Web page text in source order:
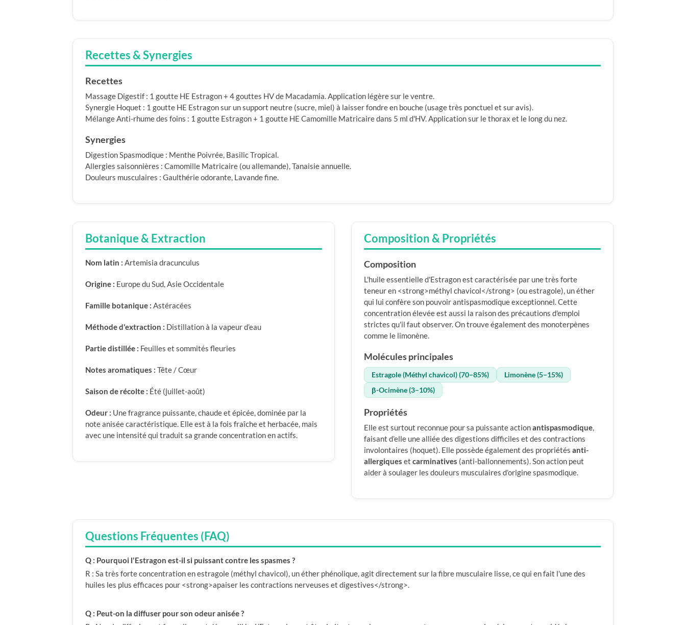
Recettes & Synergies
Recettes
Massage Digestif : 1 goutte HE Estragon + 4 gouttes HV de Macadamia. Application légère sur le ventre.
Synergie Hoquet : 1 goutte HE Estragon sur un support neutre (sucre, miel) à laisser fondre en bouche (usage très ponctuel et sur avis).
Mélange Anti-rhume des foins : 1 goutte Estragon + 1 goutte HE Camomille Matricaire dans 5 ml d'HV. Application sur le thorax et le long du nez.
Synergies
Digestion Spasmodique : Menthe Poivrée, Basilic Tropical.
Allergies saisonnières : Camomille Matricaire (ou allemande), Tanaisie annuelle.
Douleurs musculaires : Gaulthérie odorante, Lavande fine.
Botanique & Extraction
Nom latin : Artemisia dracunculus
Origine : Europe du Sud, Asie Occidentale
Famille botanique : Astéracées
Méthode d'extraction : Distillation à la vapeur d’eau
Partie distillée : Feuilles et sommités fleuries
Notes aromatiques : Tête / Cœur
Saison de récolte : Été (juillet-août)
Odeur : Une fragrance puissante, chaude et épicée, dominée par la
note anisée caractéristique. Elle est à la fois fraîche et herbacée, mais
avec une intensité qui traduit sa grande concentration en actifs.
Composition & Propriétés
Composition
L'huile essentielle d'Estragon est caractérisée par une très forte
teneur en <strong>méthyl chavicol</strong> (ou estragole), un éther
qui lui confère son pouvoir antispasmodique exceptionnel. Cette
concentration élevée est aussi la raison des précautions d'emploi
strictes qu'il faut observer. On trouve également des monoterpènes
comme le limonène.
Molécules principales
Estragole (Méthyl chavicol) (70–85%)
Limonène (5–15%)
β-Ocimène (3–10%)
Propriétés
Elle est surtout reconnue pour sa puissante actionantispasmodique,
faisant d’elle une alliée des digestions difficiles et des contractions
involontaires (hoquet). Elle possède également des propriétés anti-
allergiques et carminatives (anti-ballonnements). Son action peut
aider à soulager les douleurs musculaires d’origine spasmodique.
Questions Fréquentes (FAQ)
Q : Pourquoi l'Estragon est-il si puissant contre les spasmes ?
R : Sa très forte concentration en estragole (méthyl chavicol), un éther phénolique, agit directement sur la fibre musculaire lisse, ce qui en fait l'une des
huiles les plus efficaces pour <strong>apaiser les contractions nerveuses et digestives</strong>.
Q : Peut-on la diffuser pour son odeur anisée ?